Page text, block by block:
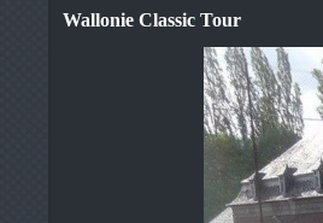
Wallonie Classic Tour